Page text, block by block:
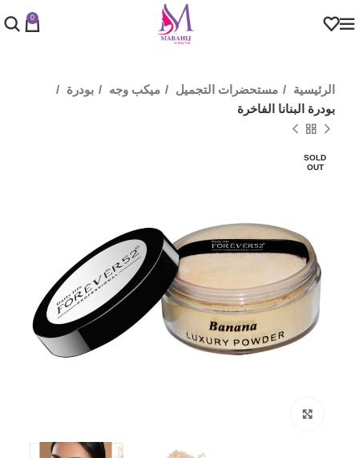
0
الرئيسية مستحضرات التجميل ميكب وجه
بودرة
بودرة البنانا الفاخرة
SOLD
OUT